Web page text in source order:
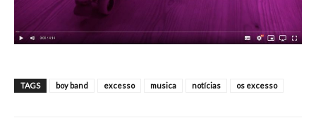
TAGS boy band excesso musica notícias os excesso